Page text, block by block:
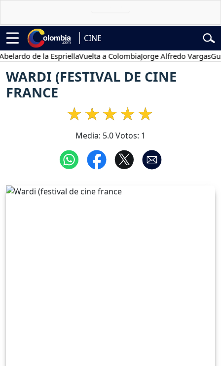
CINE
de la EspriellaVuelta a ColombiaJorge Alfredo Vargas
WARDI (FESTIVAL DE CINE
FRANCE
Media: 5.0Votos: 1